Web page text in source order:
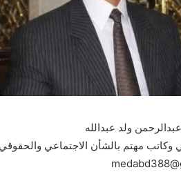
ولد عبدالله
مهتم بالشأن الاجتماعي والحقوقي